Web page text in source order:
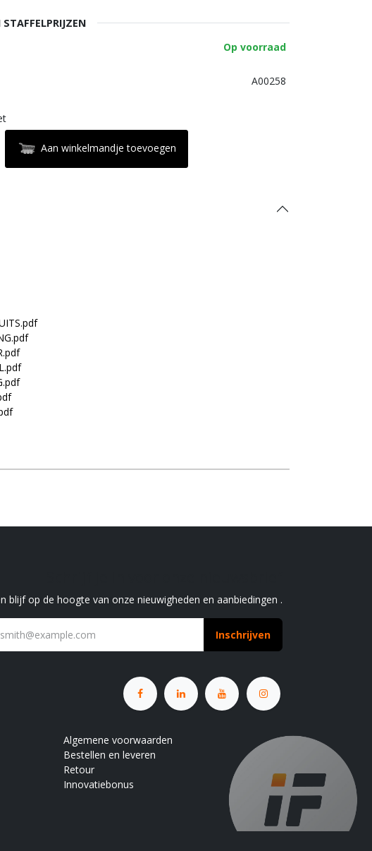
Op voorraad
A00258
Aan winkelmandje toevoegen
blijf op de hoogte van onze nieuwigheden en aanbiedingen .
Inschrijven
Algemene voorwaarden
Bestellen en leveren
Retour
Innovatiebonus